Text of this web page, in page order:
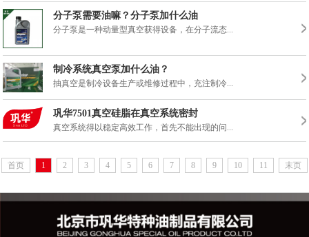
分子泵需要油嘛？分子泵加什么油
分子泵是一种动量型真空获得设备，在分子流态...
制冷系统真空泵加什么油？
抽真空是制冷设备生产或维修过程中，充注制冷...
巩华7501真空硅脂在真空系统密封
真空系统得以稳定高效工作，首先不能出现的问...
首页 1 2 3 4 5 6 7 8 9 10 11 末页